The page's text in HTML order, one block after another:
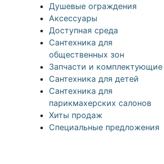
Душевые ограждения
Аксессуары
Доступная среда
Cантехника для
общественных зон
Запчасти и комплектующие
Сантехника для детей
Сантехника для
парикмахерских салонов
Хиты продаж
Специальные предложения